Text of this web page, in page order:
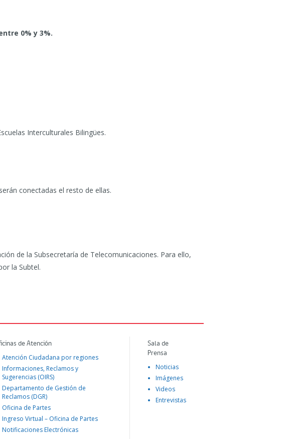
0% y 3%.
Interculturales Bilingües.
conectadas el resto de ellas.
de la Subsecretaría de Telecomunicaciones. Para ello,
la Subtel.
de Atención
Atención Ciudadana por regiones
Informaciones, Reclamos y
Sugerencias (OIRS)
Departamento de Gestión de
Reclamos (DGR)
Oficina de Partes
Ingreso Virtual – Oficina de Partes
Notificaciones Electrónicas
Sala de
Prensa
Noticias
Imágenes
Videos
Entrevistas